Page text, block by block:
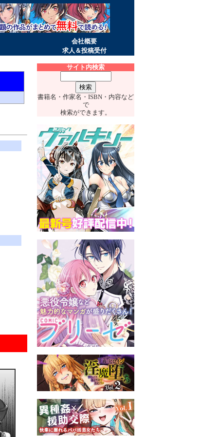
会社概要
求人＆投稿受付
サイト内検索
書籍名・作家名・ISBN・内容など
で
検索ができます。